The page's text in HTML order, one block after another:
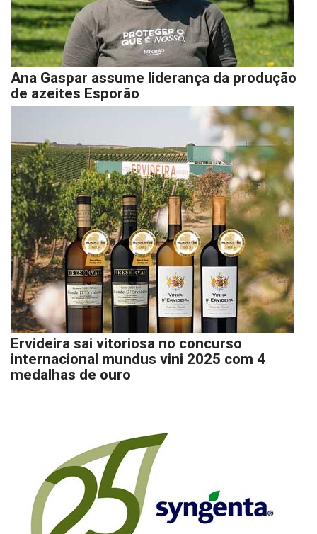
Ana Gaspar assume liderança da produção
de azeites Esporão
Ervideira sai vitoriosa no concurso
internacional mundus vini 2025 com 4
medalhas de ouro